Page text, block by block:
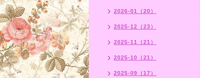
2026-01（20）
2025-12（23）
2025-11（21）
2025-10（21）
2025-09（17）